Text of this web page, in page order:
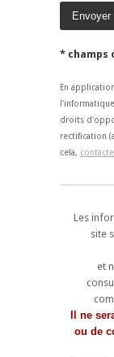
* champs
En
droits
rectification
cela,
Les
site
et
Il ne
ou de